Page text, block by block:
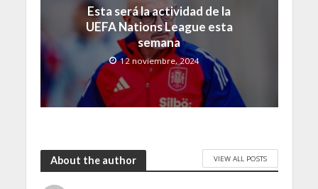
Esta será la actividad de la
UEFA Nations League esta
semana
12 noviembre, 2024
About the author VIEW ALL POSTS